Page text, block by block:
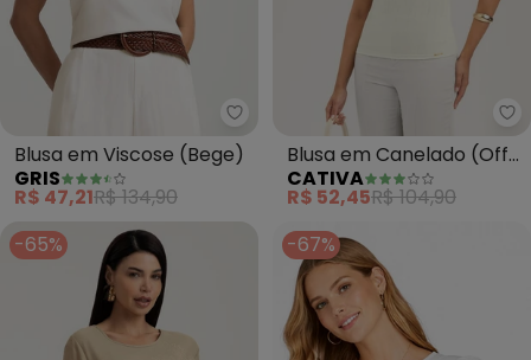
Gris - Blusa em Viscose (Bege)
Blusa em Viscose (Bege)
GRIS
R$ 47,21R$ 134,90
Blusa em Canelado (Off
White)
CATIVA
R$ 52,45R$ 104,90
-65%
-67%